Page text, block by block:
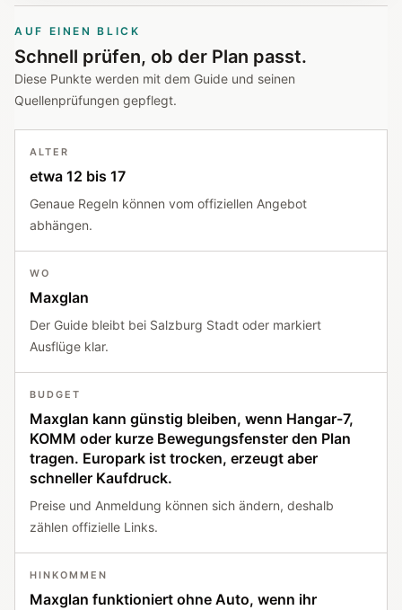
AUF EINEN BLICK
Schnell prüfen, ob der Plan passt.
Diese Punkte werden mit dem Guide und seinen
Quellenprüfungen gepflegt.
ALTER
etwa 12 bis 17
Genaue Regeln können vom offiziellen Angebot
abhängen.
WO
Maxglan
Der Guide bleibt bei Salzburg Stadt oder markiert
Ausflüge klar.
BUDGET
Maxglan kann günstig bleiben, wenn Hangar-7,
KOMM oder kurze Bewegungsfenster den Plan
tragen. Europark ist trocken, erzeugt aber
schneller Kaufdruck.
Preise und Anmeldung können sich ändern, deshalb
zählen offizielle Links.
HINKOMMEN
Maxglan funktioniert ohne Auto, wenn ihr